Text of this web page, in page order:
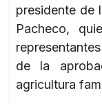
presidente de
Pacheco,
de la
agricultura